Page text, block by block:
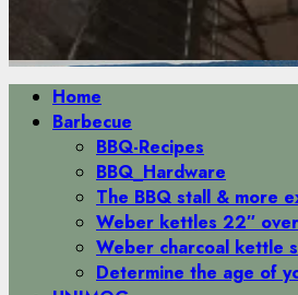
Primäres
Menü
Home
Barbecue
BBQ-Recipes
BBQ_Hardware
The BBQ stall & more
Weber kettles 22″
Weber charcoal kettle
Determine the age of